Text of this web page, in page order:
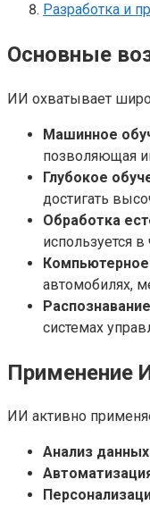
Разработка и
Основные
ИИ охватывает
Машинное
позволяющая
Глубокое
достигать
Обработка
используется
автомобилях,
системах
Применение
ИИ активно
Анализ